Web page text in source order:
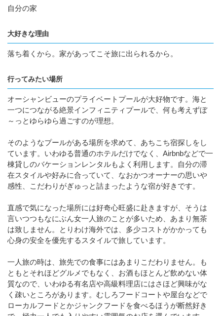
自分の家
大好きな理由
落ち着くから。家があってこそ旅に出られるから。
行ってみたい場所
オーシャンビューのプライベートプールが大好物です。海と
一つにつながる絶景インフィニティプールで、何も考えずぼ
～っとゆらゆら過ごすのが理想。
そのようなプールがある場所を求めて、あちこち宿探しをし
ています。いわゆる普通のホテルだけでなく、Airbnbなどで一
棟貸しのバケーションレンタルもよく利用します。自分の滞
在スタイルや好みに合っていて、なおかつオーナーの思いや
感性、こだわりがぎゅっと詰まったような宿が好きです。
直感で気になった場所には好奇心旺盛に赴きますが、そうは
言いつつもなにぶん女一人旅のことが多いため、あまり無茶
は致しません。とりわけ海外では、多少コストがかかっても
心身の安全を優先するスタイルで旅しています。
一人旅の時は、旅先での食事にはあまりこだわりません。も
ともとそれほどグルメでもなく、お酒もほとんど飲めない体
質なので、いわゆる有名店や高級料理店にはさほど興味がな
く疎いところがあります。むしろフードコートや屋台などで
ローカルフードとかジャンクフードを食べるほうが断然好き